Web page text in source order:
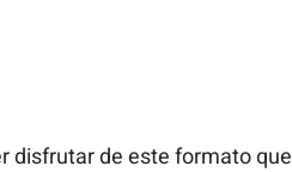
disfrutar de este formato que